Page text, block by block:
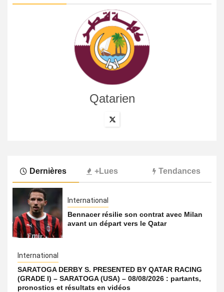
Qatarien
Dernières +Lues Tendances
International
Bennacer résilie son contrat avec Milan
avant un départ vers le Qatar
International
SARATOGA DERBY S. PRESENTED BY QATAR RACING
(GRADE I) – SARATOGA (USA) – 08/08/2026 : partants,
pronostics et résultats en vidéos